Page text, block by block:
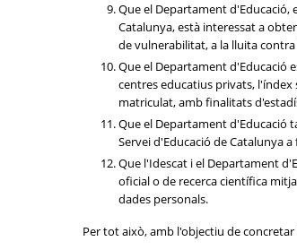
Que el Departament d'Educació,
Catalunya, està interessat a
de vulnerabilitat, a la lluita
Que el Departament d'Educació
centres educatius privats,
matriculat, amb finalitats
Que el Departament d'Educació
Servei d'Educació de Catalunya
Que l'Idescat i el Departament
oficial o de recerca científica
dades personals.
Per tot això, amb l'objectiu de